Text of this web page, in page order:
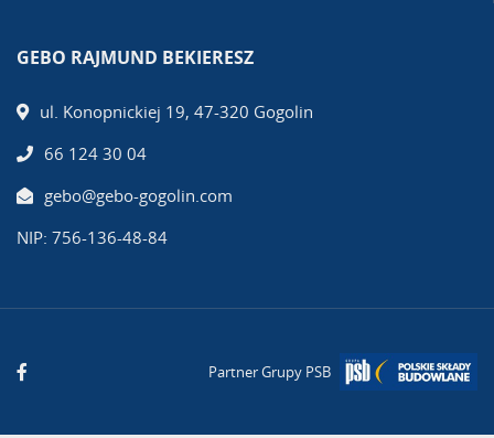
GEBO RAJMUND BEKIERESZ
ul. Konopnickiej 19, 47-320 Gogolin
66 124 30 04
gebo@gebo-gogolin.com
NIP: 756-136-48-84
Partner Grupy PSB